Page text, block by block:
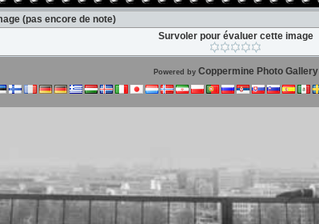
(pas encore de note)
Survoler pour évaluer cette image
Powered byCoppermine Photo Gallery